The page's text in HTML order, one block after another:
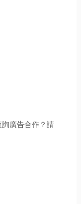
廣告合作？請